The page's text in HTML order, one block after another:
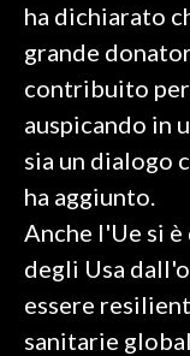
MOTORI
TENNIS
ALTRI SPORT
CULTURA
SPETTACOLI
GOSSIP
ha dichiarato
grande
contribuito
auspicando in
sia un dialogo
ha aggiunto.
Anche l'Ue si
degli Usa
essere
sanitarie